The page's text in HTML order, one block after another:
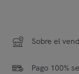
Sobre el
Pago 100%